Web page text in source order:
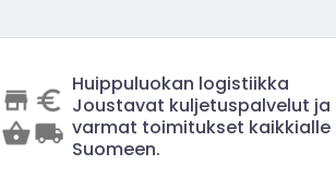
Huippuluokan logistiikka
Joustavat kuljetuspalvelut ja
varmat toimitukset kaikkialle
Suomeen.